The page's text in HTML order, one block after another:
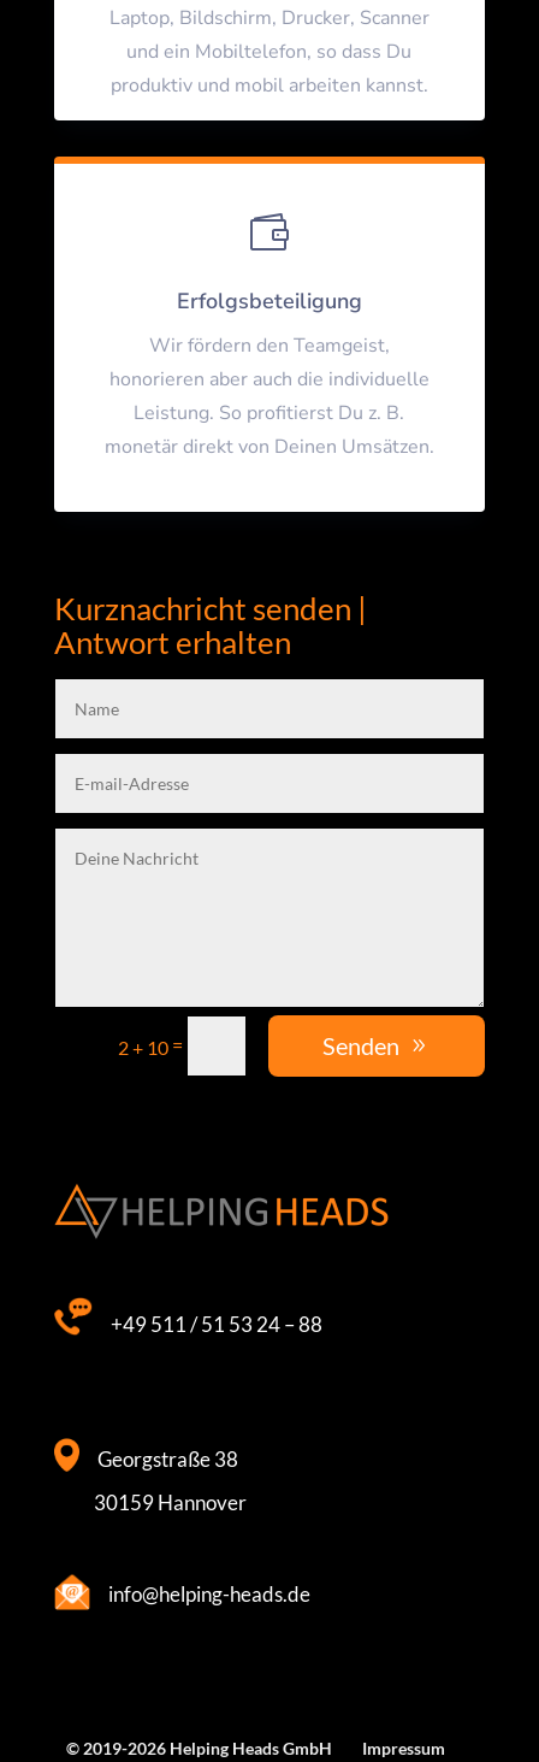
Laptop, Bildschirm, Drucker, Scanner
und ein Mobiltelefon, so dass Du
produktiv und mobil arbeiten kannst.

Erfolgsbeteiligung
Wir fördern den Teamgeist,
honorieren aber auch die individuelle
Leistung. So profitierst Du z. B.
monetär direkt von Deinen Umsätzen.
Kurznachricht senden |
Antwort erhalten
2 + 10 = Senden
+49 511 / 51 53 24 – 88
Georgstraße 38
30159 Hannover
info@helping-heads.de
© 2019-2026 Helping Heads GmbH Impressum